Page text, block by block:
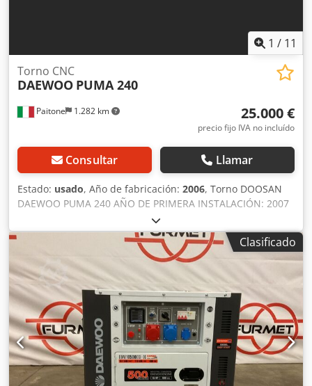
1 / 11
Paitone 1.282 km
Torno CNC
DAEWOO PUMA 240
25.000 €
precio fijo IVA no incluído
Consultar Llamar
Estado: usado, Año de fabricación: 2006, Torno DOOSAN
DAEWOO PUMA 240 AÑO DE PRIMERA INSTALACIÓN: 2007
CNC FANUC Serie 21i – TB MÁQUINA IMPECABLE COMO
NUEVA, CONECTADA CUALQUIER PRUEBA POSIBLE
DIÁMETRO DEL PLATO: 220 mm DIÁMETRO MÁX. SOBRE
CAMA: 550 mm DIÁMETRO MÁX. SOBRE CARRITO: 390 mm
DIÁMETRO MÁX. MECANIZABLE SOBRE CAMA: 350 mm
LONGITUD MÁX. MECANIZABLE DESDE EL PLATO: 562 mm
PASO DE BARRA: 65 mm VELOCIDAD DEL HUSILLO: 45 –
4.500 RPM POTENCIA MOTOR HUSILLO: 15 / 18,5 kW
RECORRIDOS: X: 242 mm Z: 580 mm Dedpfxoyuqacj Aqgeck
TORRETA PORTAHERRAMIENTAS: 12 POSICIONES
EXTRACTOR DE VIRUTAS PRESETTING COMPLETA CON
TODA LA DOCUMENTACIÓN
Clasificado